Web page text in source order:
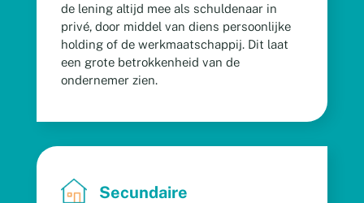
de lening altijd mee als schuldenaar in
privé, door middel van diens persoonlijke
holding of de werkmaatschappij. Dit laat
een grote betrokkenheid van de
ondernemer zien.
Secundaire